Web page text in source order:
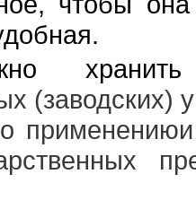
(заводских)
применению